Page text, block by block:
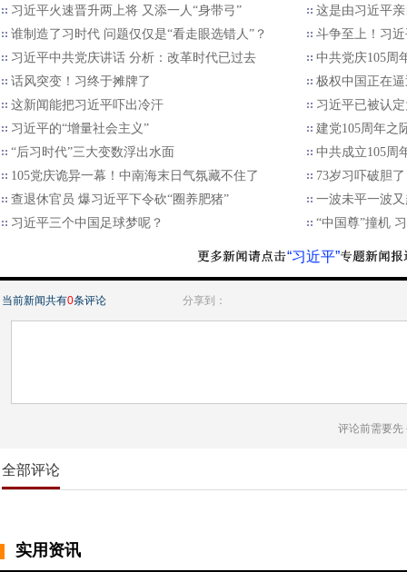
习近平火速晋升两上将 又添一人“身带弓”
这是由习近平
谁制造了习时代 问题仅仅是“看走眼选错人”？
斗争至上！习
习近平中共党庆讲话 分析：改革时代已过去
中共党庆105周
话风突变！习终于摊牌了
极权中国正在
这新闻能把习近平吓出冷汗
习近平已被认
习近平的“增量社会主义”
建党105周年之
“后习时代”三大变数浮出水面
中共成立105周
105党庆诡异一幕！中南海末日气氛藏不住了
73岁习吓破胆
查退休官员 爆习近平下令砍“圈养肥猪”
一波未平一波
习近平三个中国足球梦呢？
“中国尊”撞机
“习近平”
当前新闻共有0条评论 分享到：
评论前需要先
全部评论
实用资讯